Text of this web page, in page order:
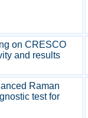
on CRESCO
and results
Raman
test for